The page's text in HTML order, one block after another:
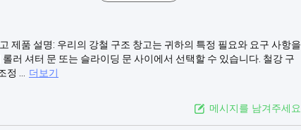
제품 설명: 우리의 강철 구조 창고는 귀하의 특정 필요와 요구 사항을
러 셔터 문 또는 슬라이딩 문 사이에서 선택할 수 있습니다. 철강 구
...
더보기
메시지를 남겨주세요